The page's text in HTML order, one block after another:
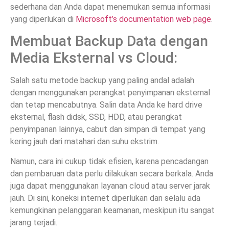
sederhana dan Anda dapat menemukan semua informasi
yang diperlukan di Microsoft’s documentation web page
Membuat Backup Data dengan
Media Eksternal vs Cloud:
Salah satu metode backup yang paling andal adalah
dengan menggunakan perangkat penyimpanan eksternal
dan tetap mencabutnya. Salin data Anda ke hard drive
eksternal, flash didsk, SSD, HDD, atau perangkat
penyimpanan lainnya, cabut dan simpan di tempat yang
kering jauh dari matahari dan suhu ekstrim.
Namun, cara ini cukup tidak efisien, karena pencadangan
dan pembaruan data perlu dilakukan secara berkala. Anda
juga dapat menggunakan layanan cloud atau server jarak
jauh. Di sini, koneksi internet diperlukan dan selalu ada
kemungkinan pelanggaran keamanan, meskipun itu sangat
jarang terjadi.